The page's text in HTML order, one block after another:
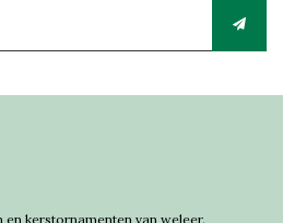
kerstornamenten van weleer.